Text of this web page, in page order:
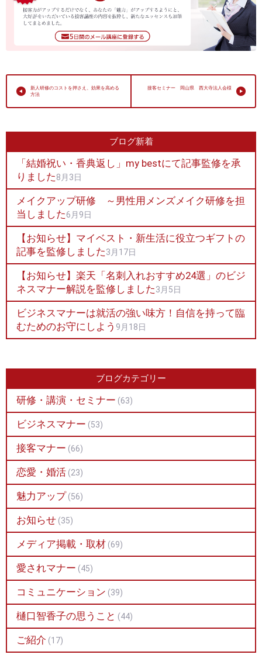
新人研修のコストを押さえ、効果を高める
方法
接客セミナー 岡山県 西大寺法人会様
ブログ新着
「結婚祝い・香典返し」my bestにて記事監修を承
りました8月3日
メイクアップ研修 ～男性用メンズメイク研修を担
当しました6月9日
【お知らせ】マイベスト・新生活に役立つギフトの
記事を監修しました3月17日
【お知らせ】楽天「名刺入れおすすめ24選」のビジ
ネスマナー解説を監修しました3月5日
ビジネスマナーは就活の強い味方！自信を持って臨
むためのお守にしよう 9月18日
ブログカテゴリー
研修・講演・セミナー (63)
ビジネスマナー (53)
接客マナー (66)
恋愛・婚活 (23)
魅力アップ (56)
お知らせ (35)
メディア掲載・取材 (69)
愛されマナー (45)
コミュニケーション (39)
樋口智香子の思うこと (44)
ご紹介 (17)